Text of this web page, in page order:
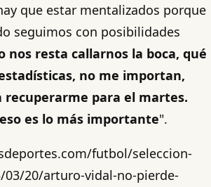
que estar mentalizados porque
seguimos con posibilidades
nos resta callarnos la boca, qué
no me importan,
recuperarme para el martes.
es lo más importante".
futbol/seleccion-
03/20/arturo-vidal-no-pierde-